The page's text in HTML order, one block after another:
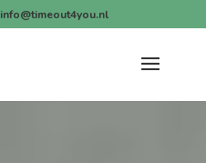
info@timeout4you.nl